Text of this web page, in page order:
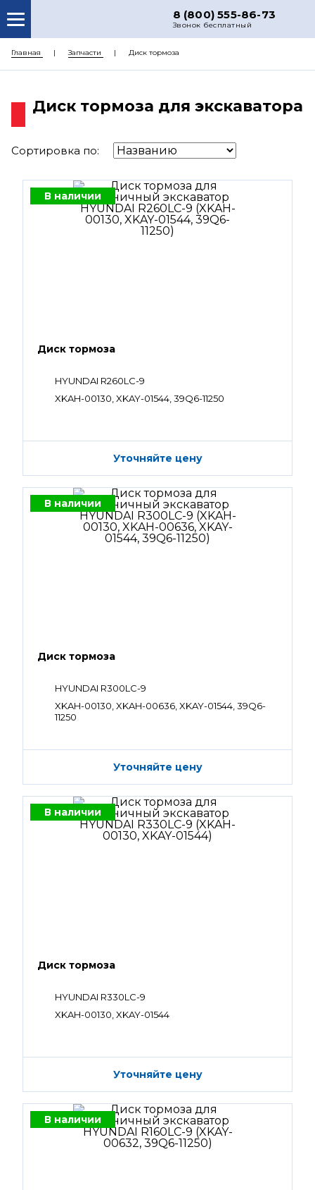
8 (800) 555-86-73
Звонок бесплатный
О НАС
РЕМОНТ
ЦЕНЫ
КОНТАКТЫ
Главная Запчасти Диск тормоза
Диск тормоза для экскаватора
Сортировка по:
В наличии
Диск тормоза
HYUNDAI R260LC-9
XKAH-00130, XKAY-01544, 39Q6-11250
Уточняйте цену
В наличии
Диск тормоза
HYUNDAI R300LC-9
XKAH-00130, XKAH-00636, XKAY-01544, 39Q6-
11250
Уточняйте цену
В наличии
Диск тормоза
HYUNDAI R330LC-9
XKAH-00130, XKAY-01544
Уточняйте цену
В наличии